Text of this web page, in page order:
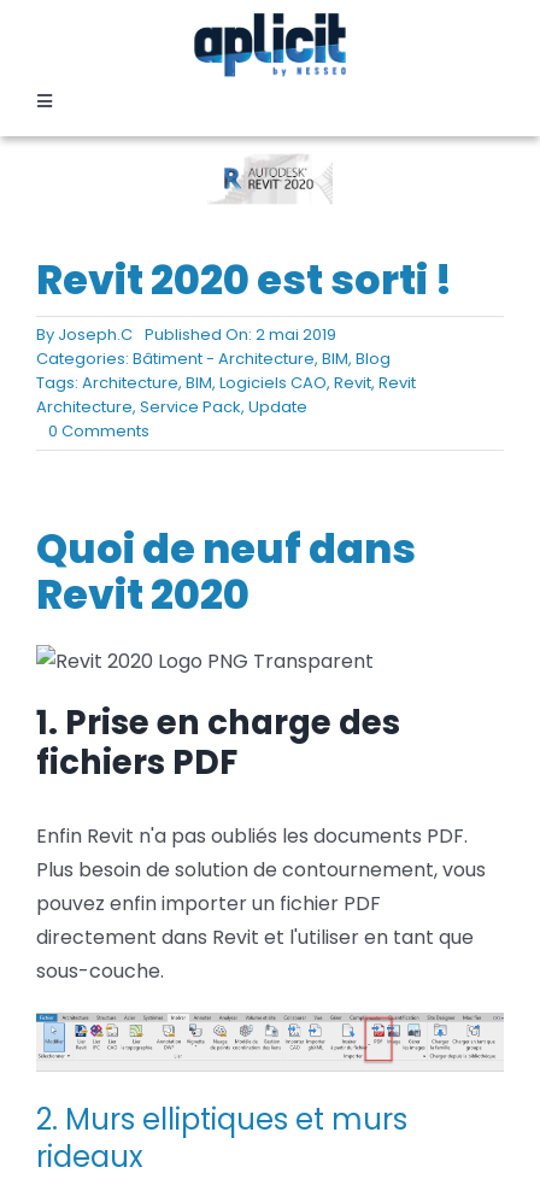
Toggle
Navigation
SERVICES
TEMOIGNAGES
BLOG
SOCIETE
Rechercher:
Revit 2020 est sorti !
By Joseph.C Published On: 2 mai 2019
Categories: Bâtiment - Architecture, BIM, Blog
Tags: Architecture, BIM, Logiciels CAO, Revit, Revit
Architecture, Service Pack, Update
0 Commentson
Revit
!
Quoi de neuf dans
Revit 2020
1. Prise en charge des
fichiers PDF
Enfin Revit n'a pas oubliés les documents PDF.
Plus besoin de solution de contournement, vous
pouvez enfin importer un fichier PDF
directement dans Revit et l'utiliser en tant que
sous-couche.
2. Murs elliptiques et murs
rideaux